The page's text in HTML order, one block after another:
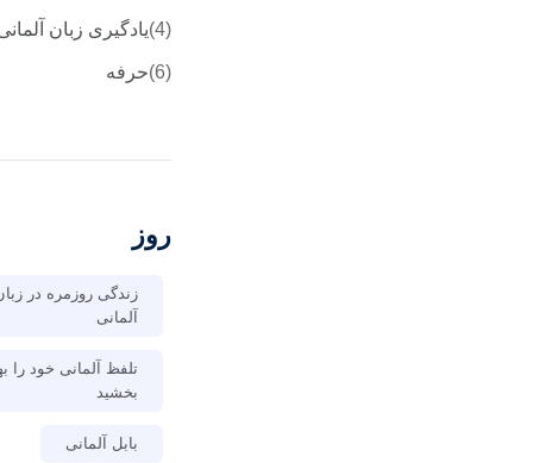
یادگیری زبان (4)
حرفه (6)
روز
زندگی روزمره در
آلمانی
تلفظ آلمانی خود را
بخشید
بابل آلمانی